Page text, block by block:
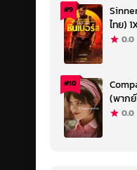
#9
ไทย)
0.0
#10
(พากย์
0.0